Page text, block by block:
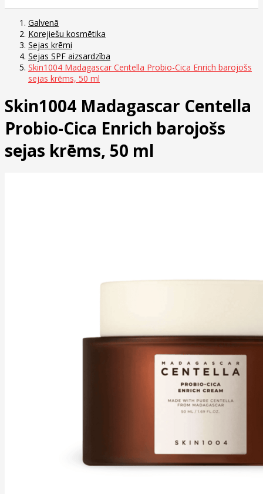
Galvenā
Korejiešu kosmētika
Sejas krēmi
Sejas SPF aizsardzība
Skin1004 Madagascar Centella Probio-Cica Enrich barojošs
sejas krēms, 50 ml
Skin1004 Madagascar Centella
Probio-Cica Enrich barojošs
sejas krēms, 50 ml